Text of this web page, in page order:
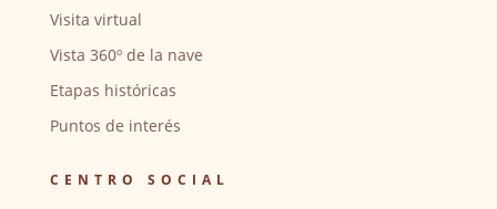
Visita virtual
Vista 360º de la nave
Etapas históricas
Puntos de interés
CENTRO SOCIAL